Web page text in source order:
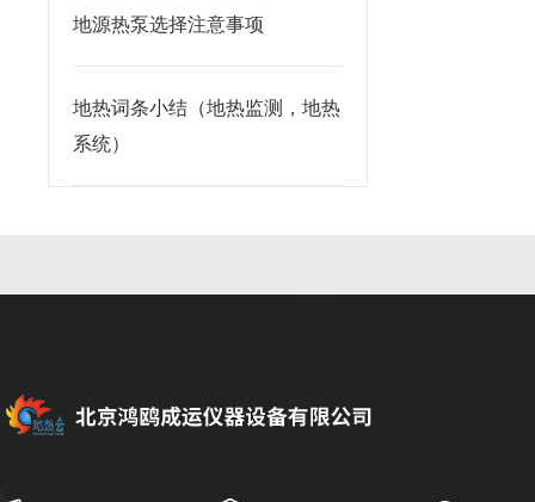
地源热泵选择注意事项
地热词条小结（地热监测，地热
系统）